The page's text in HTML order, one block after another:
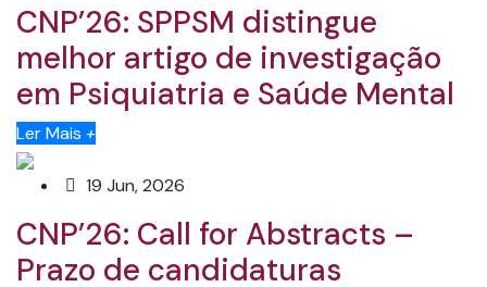
CNP’26: SPPSM distingue
melhor artigo de investigação
em Psiquiatria e Saúde Mental
Ler Mais +
19 Jun, 2026
CNP’26: Call for Abstracts –
Prazo de candidaturas